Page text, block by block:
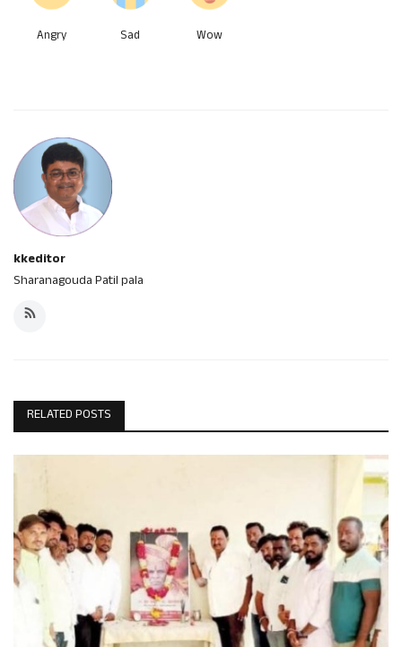
Angry Sad Wow
kkeditor
Sharanagouda Patil pala
RELATED POSTS